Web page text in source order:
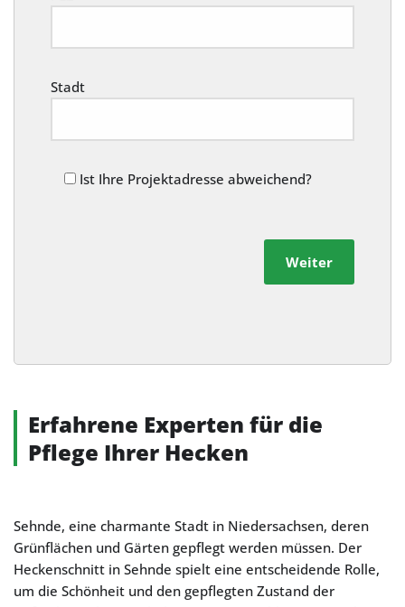
Stadt
Ist Ihre Projektadresse abweichend?
Weiter
Alternative:
Erfahrene Experten für die
Pflege Ihrer Hecken
Sehnde, eine charmante Stadt in Niedersachsen, deren
Grünflächen und Gärten gepflegt werden müssen. Der
Heckenschnitt in Sehnde spielt eine entscheidende Rolle,
um die Schönheit und den gepflegten Zustand der